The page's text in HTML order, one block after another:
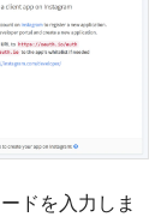
ドを入力しま